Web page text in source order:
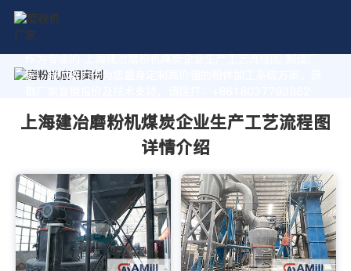
作为专业的 上海建冶磨粉机煤炭企业生产工艺流程图 制造厂
家，我们致力于为您量身定制高价值的粉体加工系统方案。获
上海建冶磨粉机煤炭企业生产工艺流程图
详情介绍